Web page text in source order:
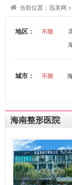
当前位置： 迅美网 >
地区： 不限
城市： 不限
海南整形医院